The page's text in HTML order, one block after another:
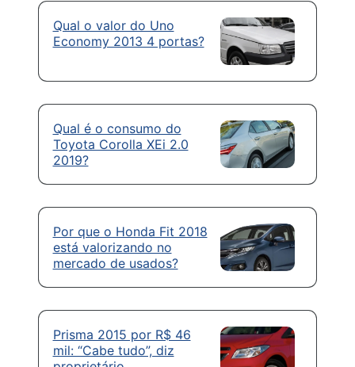
Qual o valor do Uno
Economy 2013 4 portas?
Qual é o consumo do
Toyota Corolla XEi 2.0
2019?
Por que o Honda Fit 2018
está valorizando no
mercado de usados?
Prisma 2015 por R$ 46
mil: “Cabe tudo”, diz